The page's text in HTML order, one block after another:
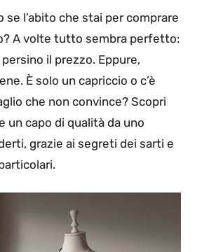
se l’abito che stai per comprare
A volte tutto sembra perfetto:
il prezzo. Eppure,
È solo un capriccio o c’è
che non convince? Scopri
un capo di qualità da uno
grazie ai segreti dei sarti e